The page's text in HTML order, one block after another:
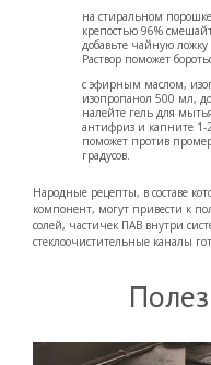
на стиральном
крепостью 96%
добавьте чайную ложку
Раствор поможет
с эфирным маслом,
изопропанол 500 мл,
налейте гель для
антифриз и капните 1-
поможет против
градусов.
Народные рецепты, в составе
компонент, могут привести к
солей, частичек ПАВ внутри
стеклоочистительные каналы